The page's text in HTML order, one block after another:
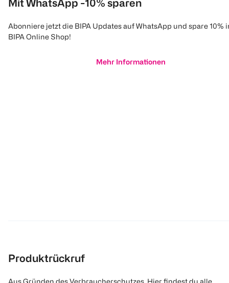
Mit WhatsApp -10% sparen
Abonniere jetzt die BIPA Updates auf WhatsApp und spare 10%
BIPA Online Shop!
Mehr Informationen
Produktrückruf
Aus Gründen des Verbraucherschutzes. Hier findest du alle